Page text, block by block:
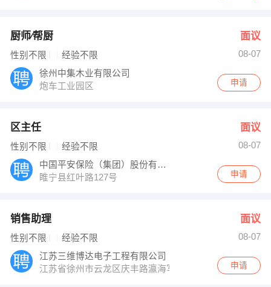
厨师∕帮厨 面议
性别不限 经验不限
08-07
徐州中集木业有限公司
炮车工业园区
申请
区主任 面议
性别不限 经验不限
08-07
中国平安保险（集团）股份有限公司
睢宁县红叶路127号
申请
销售助理 面议
性别不限 经验不限
08-07
江苏三维博达电子工程有限公司
江苏省徐州市云龙区庆丰路瀛海写字楼1429室
申请